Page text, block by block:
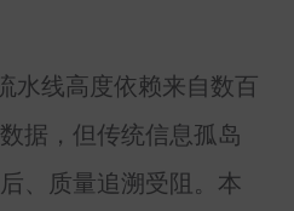
水线高度依赖来自数百
据，但传统信息孤岛
、质量追溯受阻。本